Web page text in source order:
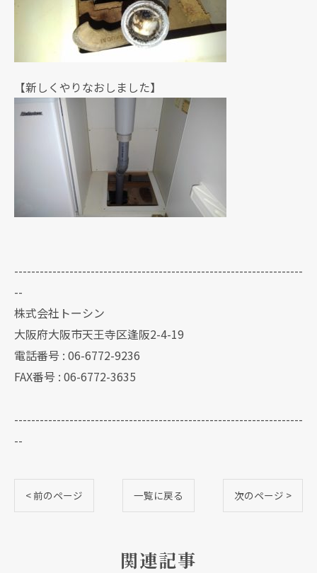
【新しくやりなおしました】
--------------------------------------------------------------------
--
株式会社トーシン
大阪府大阪市天王寺区逢阪2-4-19
電話番号 : 06-6772-9236
FAX番号 : 06-6772-3635
--------------------------------------------------------------------
--
< 前のページ 一覧に戻る 次のページ >
関連記事